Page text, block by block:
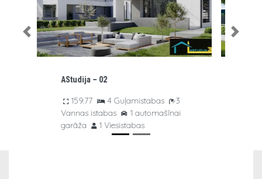
AStudija – 03
136.01 3 Guļamistabas
Vannas istabas
1 automašīnai
garāža
1 Viesistabas
Previous Next